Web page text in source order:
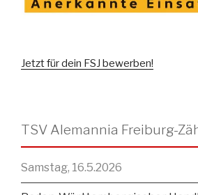
Jetzt für dein FSJ bewerben!
TSV Alemannia Freiburg-
Samstag, 16.5.2026